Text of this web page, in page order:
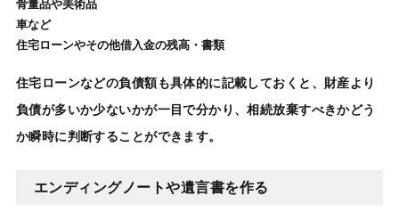
骨董品や美術品
車など
住宅ローンやその他借入金の残高・書類
住宅ローンなどの負債額も具体的に記載しておくと、財産より
負債が多いか少ないかが一目で分かり、相続放棄すべきかどう
か瞬時に判断することができます。
エンディングノートや遺言書を作る